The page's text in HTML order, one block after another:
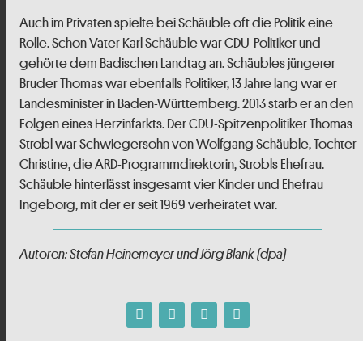
Auch im Privaten spielte bei Schäuble oft die Politik eine
Rolle. Schon Vater Karl Schäuble war CDU-Politiker und
gehörte dem Badischen Landtag an. Schäubles jüngerer
Bruder Thomas war ebenfalls Politiker, 13 Jahre lang war er
Landesminister in Baden-Württemberg. 2013 starb er an den
Folgen eines Herzinfarkts. Der CDU-Spitzenpolitiker Thomas
Strobl war Schwiegersohn von Wolfgang Schäuble, Tochter
Christine, die ARD-Programmdirektorin, Strobls Ehefrau.
Schäuble hinterlässt insgesamt vier Kinder und Ehefrau
Ingeborg, mit der er seit 1969 verheiratet war.
Autoren: Stefan Heinemeyer und Jörg Blank (dpa)